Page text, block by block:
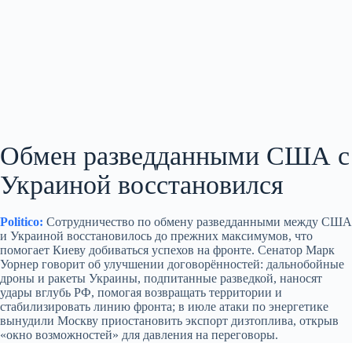
Обмен разведданными США с
Украиной восстановился
Politico: Сотрудничество по обмену разведданными между США
и Украиной восстановилось до прежних максимумов, что
помогает Киеву добиваться успехов на фронте. Сенатор Марк
Уорнер говорит об улучшении договорённостей: дальнобойные
дроны и ракеты Украины, подпитанные разведкой, наносят
удары вглубь РФ, помогая возвращать территории и
стабилизировать линию фронта; в июле атаки по энергетике
вынудили Москву приостановить экспорт дизтоплива, открыв
«окно возможностей» для давления на переговоры.